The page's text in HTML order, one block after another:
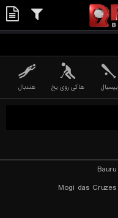
بیسبال هاکی روی یخ هندبال
Bauru
Mogi das Cruzes